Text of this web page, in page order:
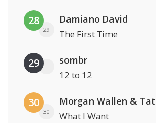
28
29
Damiano David
The First Time
29 sombr
12 to 12
30
30
Morgan Wallen &
What I Want